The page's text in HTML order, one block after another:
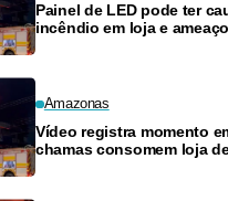
Painel de LED pode ter
incêndio em loja e
Amazonas
Vídeo registra momento
chamas consomem loja